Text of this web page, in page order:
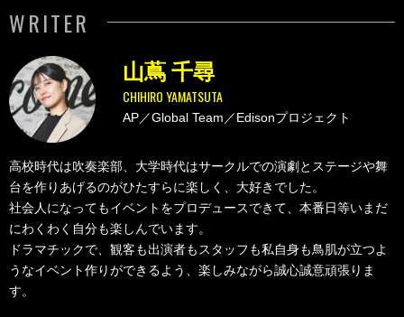
WRITER
CHIHIRO YAMATSUTA
山蔦 千尋
AP／Global Team／Edisonプロジェクト
高校時代は吹奏楽部、大学時代はサークルでの演劇とステージや舞
台を作りあげるのがひたすらに楽しく、大好きでした。
社会人になってもイベントをプロデュースできて、本番日等いまだ
にわくわく自分も楽しんでいます。
ドラマチックで、観客も出演者もスタッフも私自身も鳥肌が立つよ
うなイベント作りができるよう、楽しみながら誠心誠意頑張りま
す。